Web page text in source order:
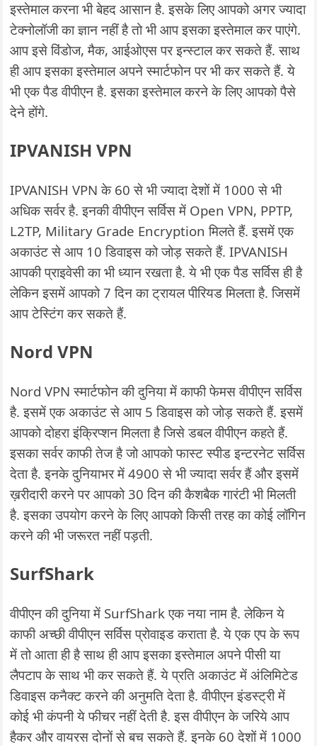
इस्तेमाल करना भी बेहद आसान है. इसके लिए आपको अगर ज्यादा
टेक्नोलॉजी का ज्ञान नहीं है तो भी आप इसका इस्तेमाल कर पाएंगे.
आप इसे विंडोज, मैक, आईओएस पर इन्स्टाल कर सकते हैं. साथ
ही आप इसका इस्तेमाल अपने स्मार्टफोन पर भी कर सकते हैं. ये
भी एक पैड वीपीएन है. इसका इस्तेमाल करने के लिए आपको पैसे
देने होंगे.
IPVANISH VPN
IPVANISH VPN के 60 से भी ज्यादा देशों में 1000 से भी
अधिक सर्वर है. इनकी वीपीएन सर्विस में Open VPN, PPTP,
L2TP, Military Grade Encryption मिलते हैं. इसमें एक
अकाउंट से आप 10 डिवाइस को जोड़ सकते हैं. IPVANISH
आपकी प्राइवेसी का भी ध्यान रखता है. ये भी एक पैड सर्विस ही है
लेकिन इसमें आपको 7 दिन का ट्रायल पीरियड मिलता है. जिसमें
आप टेस्टिंग कर सकते हैं.
Nord VPN
Nord VPN स्मार्टफोन की दुनिया में काफी फेमस वीपीएन सर्विस
है. इसमें एक अकाउंट से आप 5 डिवाइस को जोड़ सकते हैं. इसमें
आपको दोहरा इंक्रिप्शन मिलता है जिसे डबल वीपीएन कहते हैं.
इसका सर्वर काफी तेज है जो आपको फास्ट स्पीड इन्टरनेट सर्विस
देता है. इनके दुनियाभर में 4900 से भी ज्यादा सर्वर हैं और इसमें
ख़रीदारी करने पर आपको 30 दिन की कैशबैक गारंटी भी मिलती
है. इसका उपयोग करने के लिए आपको किसी तरह का कोई लॉगिन
करने की भी जरूरत नहीं पड़ती.
SurfShark
वीपीएन की दुनिया में SurfShark एक नया नाम है. लेकिन ये
काफी अच्छी वीपीएन सर्विस प्रोवाइड कराता है. ये एक एप के रूप
में तो आता ही है साथ ही आप इसका इस्तेमाल अपने पीसी या
लैपटाप के साथ भी कर सकते हैं. ये प्रति अकाउंट में अंलिमिटेड
डिवाइस कनैक्ट करने की अनुमति देता है. वीपीएन इंडस्ट्री में
कोई भी कंपनी ये फीचर नहीं देती है. इस वीपीएन के जरिये आप
हैकर और वायरस दोनों से बच सकते हैं. इनके 60 देशों में 1000